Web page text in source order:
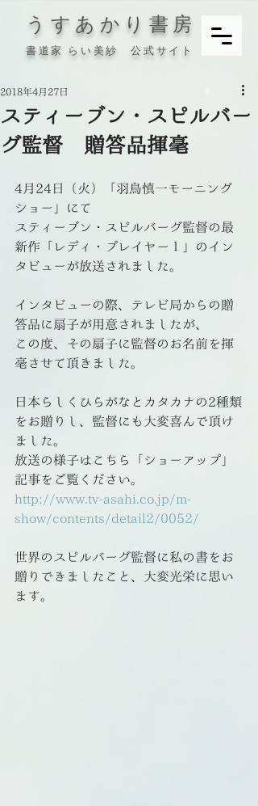
うすあかり書房
書道家 らい美紗 公式サイト
スティーブン・スピルバー
グ監督 贈答品揮毫
2018年4月27日
4月24日（火）「羽鳥慎一モーニング
ショー」にて
スティーブン・スピルバーグ監督の最
新作「レディ・プレイヤー１」のイン
タビューが放送されました。
インタビューの際、テレビ局からの贈
答品に扇子が用意されましたが、
この度、その扇子に監督のお名前を揮
毫させて頂きました。
日本らしくひらがなとカタカナの2種類
をお贈りし、監督にも大変喜んで頂け
ました。
放送の様子はこちら「ショーアップ」
記事をご覧ください。
http://www.tv-asahi.co.jp/m-
show/contents/detail2/0052/
世界のスピルバーグ監督に私の書をお
贈りできましたこと、大変光栄に思い
ます。